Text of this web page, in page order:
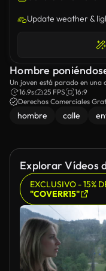
Update weather &
Hombre
Un joven está parado en
escuchar música en sus
16.9s 25 FPS
16:9
Derechos Comerciales
hombre calle
Explorar Vídeos
EXCLUSIVO - 15%
"COVERR15"